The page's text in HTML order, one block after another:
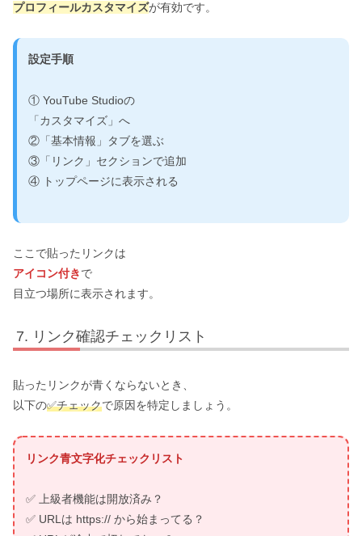
プロフィールカスタマイズが有効です。
設定手順
① YouTube Studioの
「カスタマイズ」へ
②「基本情報」タブを選ぶ
③「リンク」セクションで追加
④ トップページに表示される
ここで貼ったリンクは
アイコン付きで
目立つ場所に表示されます。
リンク確認チェックリスト
貼ったリンクが青くならないとき、
以下の✅チェックで原因を特定しましょう。
リンク青文字化チェックリスト
✅ 上級者機能は開放済み？
✅ URLは https:// から始まってる？